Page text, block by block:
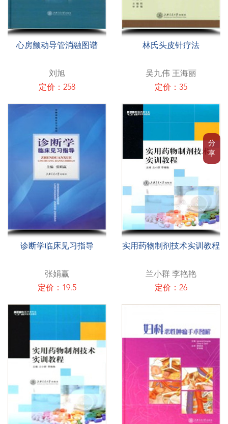
分
享
心房颤动导管消融图谱
刘旭
定价：258
林氏头皮针疗法
吴九伟 王海丽
定价：35
诊断学临床见习指导
张娟赢
定价：19.5
实用药物制剂技术实训教程
兰小群 李艳艳
定价：26